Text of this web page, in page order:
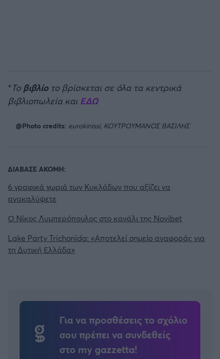
* Το βιβλίο το βρίσκεται σε όλα τα κεντρικά
βιβλιοπωλεία και ΕΔΩ
@Photo credits: eurokinissi, ΚΟΥΤΡΟΥΜΑΝΟΣ ΒΑΣΙΛΗΣ
ΔΙΑΒΑΣΕ ΑΚΟΜΗ:
6 γραφικά χωριά των Κυκλάδων που αξίζει να
ανακαλύψετε
Ο Νίκος Λυμπερόπουλος στο κανάλι της Novibet
Lake Party Trichonida: «Αποτελεί σημείο αναφοράς για
τη Δυτική Ελλάδα»
Για να προσθέσεις το σχόλιο
σου πρέπει να συνδεθείς
στο my gazzetta!